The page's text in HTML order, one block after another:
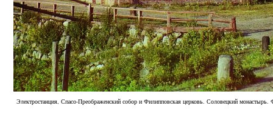
Электростанция, Спасо-Преображенский собор и Филипповская церковь. Соловецкий